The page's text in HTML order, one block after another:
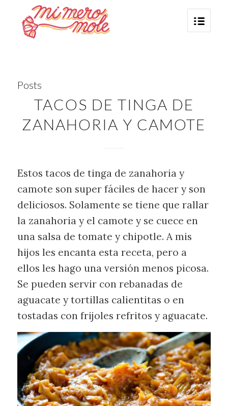
Posts
TACOS DE TINGA DE
ZANAHORIA Y CAMOTE
Estos tacos de tinga de zanahoria y
camote son super fáciles de hacer y son
deliciosos. Solamente se tiene que rallar
la zanahoria y el camote y se cuece en
una salsa de tomate y chipotle. A mis
hijos les encanta esta receta, pero a
ellos les hago una versión menos picosa.
Se pueden servir con rebanadas de
aguacate y tortillas calientitas o en
tostadas con frijoles refritos y aguacate.